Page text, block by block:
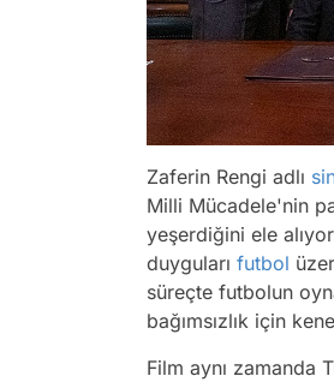
Zaferin Rengi adlı
Milli Mücadele'nin
yeşerdiğini ele
duyguları futbol
süreçte futbolun
bağımsızlık için
Film aynı zamanda